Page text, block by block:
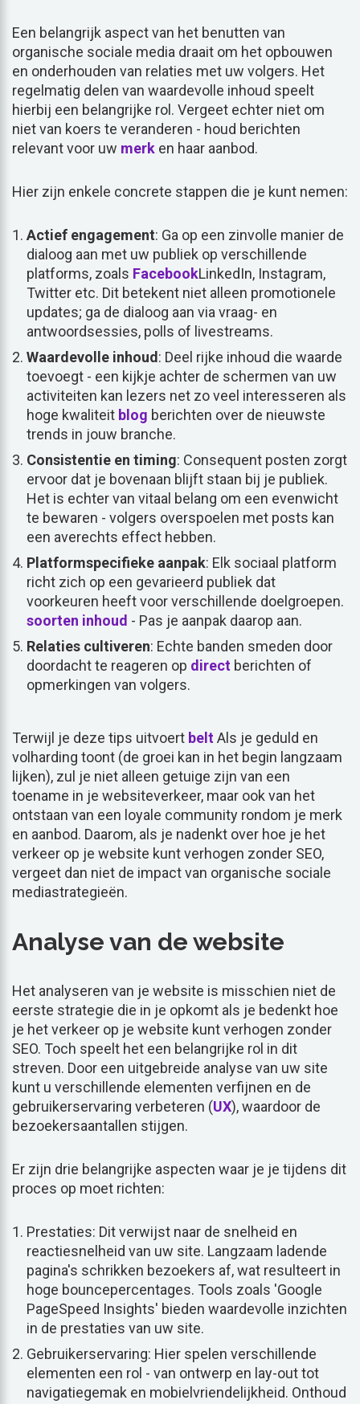
Een belangrijk aspect van het benutten van
organische sociale media draait om het opbouwen
en onderhouden van relaties met uw volgers. Het
regelmatig delen van waardevolle inhoud speelt
hierbij een belangrijke rol. Vergeet echter niet om
niet van koers te veranderen - houd berichten
relevant voor uw merk en haar aanbod.
Hier zijn enkele concrete stappen die je kunt nemen:
Actief engagement: Ga op een zinvolle manier de
dialoog aan met uw publiek op verschillende
platforms, zoals FacebookLinkedIn, Instagram,
Twitter etc. Dit betekent niet alleen promotionele
updates; ga de dialoog aan via vraag- en
antwoordsessies, polls of livestreams.
Waardevolle inhoud : Deel rijke inhoud die waarde
toevoegt - een kijkje achter de schermen van uw
activiteiten kan lezers net zo veel interesseren als
hoge kwaliteit blog berichten over de nieuwste
trends in jouw branche.
Consistentie en timing: Consequent posten zorgt
ervoor dat je bovenaan blijft staan bij je publiek.
Het is echter van vitaal belang om een evenwicht
te bewaren - volgers overspoelen met posts kan
een averechts effect hebben.
Platformspecifieke aanpak: Elk sociaal platform
richt zich op een gevarieerd publiek dat
voorkeuren heeft voor verschillende doelgroepen.
soorten inhoud - Pas je aanpak daarop aan.
Relaties cultiveren: Echte banden smeden door
doordacht te reageren op direct berichten of
opmerkingen van volgers.
Terwijl je deze tips uitvoert beltAls je geduld en
volharding toont (de groei kan in het begin langzaam
lijken), zul je niet alleen getuige zijn van een
toename in je websiteverkeer, maar ook van het
ontstaan van een loyale community rondom je merk
en aanbod. Daarom, als je nadenkt over hoe je het
verkeer op je website kunt verhogen zonder SEO,
vergeet dan niet de impact van organische sociale
mediastrategieën.
Analyse van de website
Het analyseren van je website is misschien niet de
eerste strategie die in je opkomt als je bedenkt hoe
je het verkeer op je website kunt verhogen zonder
SEO. Toch speelt het een belangrijke rol in dit
streven. Door een uitgebreide analyse van uw site
kunt u verschillende elementen verfijnen en de
gebruikerservaring verbeteren (UX), waardoor de
bezoekersaantallen stijgen.
Er zijn drie belangrijke aspecten waar je je tijdens dit
proces op moet richten:
Prestaties: Dit verwijst naar de snelheid en
reactiesnelheid van uw site. Langzaam ladende
pagina's schrikken bezoekers af, wat resulteert in
hoge bouncepercentages. Tools zoals 'Google
PageSpeed Insights' bieden waardevolle inzichten
in de prestaties van uw site.
Gebruikerservaring: Hier spelen verschillende
elementen een rol - van ontwerp en lay-out tot
navigatiegemak en mobielvriendelijkheid. Onthoud